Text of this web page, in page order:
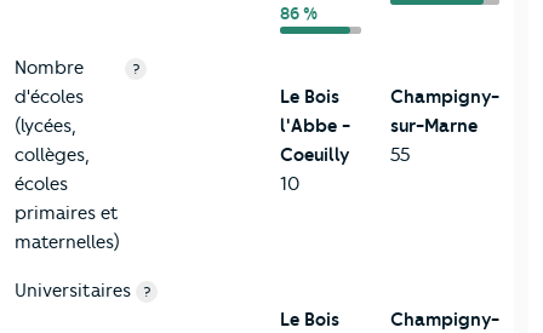
86 %
Nombre
d'écoles
(lycées,
collèges,
écoles
primaires et
maternelles)
?
Le Bois
l'Abbe -
Coeuilly
10
Champigny-
sur-Marne
55
Universitaires ?
Le Bois
Champigny-